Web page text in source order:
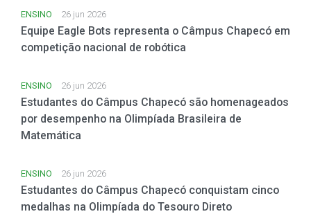
ENSINO 26 jun 2026
Equipe Eagle Bots representa o Câmpus Chapecó em
competição nacional de robótica
ENSINO 26 jun 2026
Estudantes do Câmpus Chapecó são homenageados
por desempenho na Olimpíada Brasileira de
Matemática
ENSINO 26 jun 2026
Estudantes do Câmpus Chapecó conquistam cinco
medalhas na Olimpíada do Tesouro Direto